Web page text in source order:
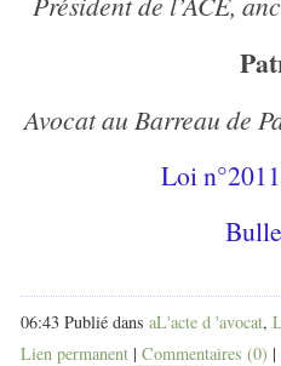
Avocat au Barreau de
Loi
06:43 Publié dans aL'acte d 'avocat,
Lien permanent | Commentaires (0) |